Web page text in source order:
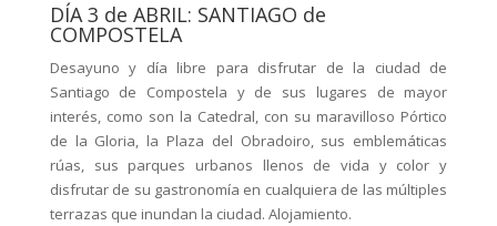
DÍA 3 de ABRIL: SANTIAGO de
COMPOSTELA
Desayuno y día libre para disfrutar de la ciudad de
Santiago de Compostela y de sus lugares de mayor
interés, como son la Catedral, con su maravilloso Pórtico
de la Gloria, la Plaza del Obradoiro, sus emblemáticas
rúas, sus parques urbanos llenos de vida y color y
disfrutar de su gastronomía en cualquiera de las múltiples
terrazas que inundan la ciudad. Alojamiento.